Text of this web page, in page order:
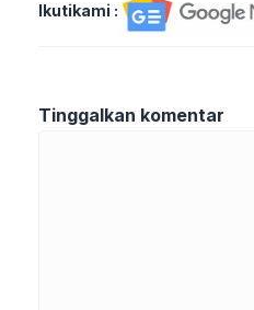
Ikutikami :
Tinggalkan komentar